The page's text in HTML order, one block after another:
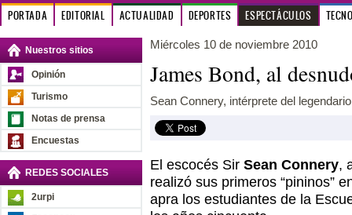
PORTADA EDITORIAL ACTUALIDAD DEPORTES ESPECTÁCULOS
Nuestros sitios
Opinión
Turismo
Notas de prensa
Encuestas
REDES SOCIALES
2urpi
Miércoles 10 de noviembre 2010
James Bond, al
Sean Connery, intérprete del
El escocés Sir Sean Connery,
realizó sus primeros “pininos”
apra los estudiantes de la